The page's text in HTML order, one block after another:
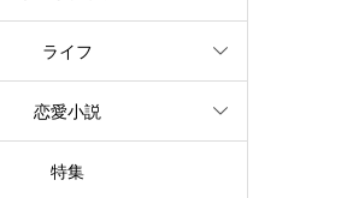
ライフ
恋愛小説
特集